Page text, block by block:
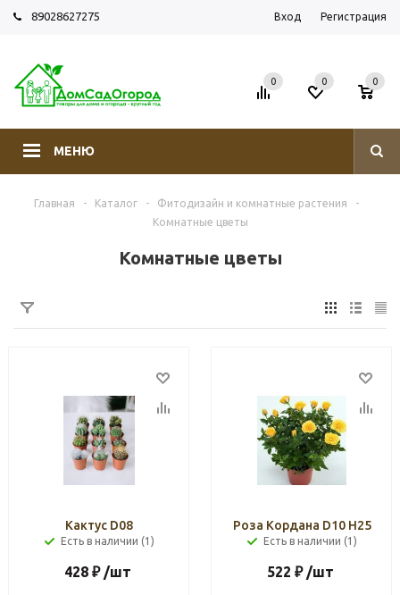
89028627275 Вход Регистрация
МЕНЮ
0 0 0
Главная - Каталог - Фитодизайн и комнатные растения
-
Комнатные цветы
Комнатные цветы
Кактус D08
Есть в наличии (1)
428₽ /шт
Роза Кордана D10 H25
Есть в наличии (1)
522 ₽ /шт